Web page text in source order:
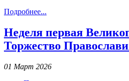
Подробнее...
Неделя первая
Торжество
01 Март 2026